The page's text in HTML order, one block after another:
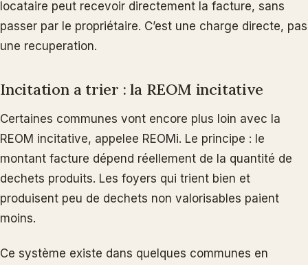
locataire peut recevoir directement la facture, sans
passer par le propriétaire. C’est une charge directe, pas
une recuperation.
Incitation a trier : la REOM incitative
Certaines communes vont encore plus loin avec la
REOM incitative, appelee REOMi. Le principe : le
montant facture dépend réellement de la quantité de
dechets produits. Les foyers qui trient bien et
produisent peu de dechets non valorisables paient
moins.
Ce système existe dans quelques communes en